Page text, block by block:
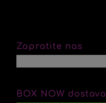
Zapratite nas
BOX NOW dostava